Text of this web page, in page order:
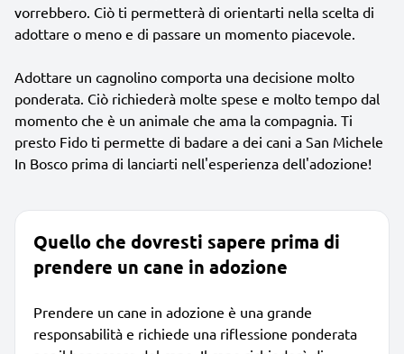
vorrebbero. Ciò ti permetterà di orientarti nella scelta di
adottare o meno e di passare un momento piacevole.
Adottare un cagnolino comporta una decisione molto
ponderata. Ciò richiederà molte spese e molto tempo dal
momento che è un animale che ama la compagnia. Ti
presto Fido ti permette di badare a dei cani a San Michele
In Bosco prima di lanciarti nell'esperienza dell'adozione!
Quello che dovresti sapere prima di
prendere un cane in adozione
Prendere un cane in adozione è una grande
responsabilità e richiede una riflessione ponderata